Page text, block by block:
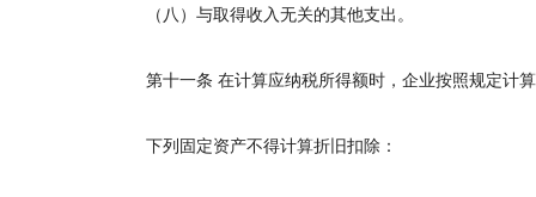
（八）与取得收入无关的其他支出。
第十一条 在计算应纳税所得额时，企业按照规定计
下列固定资产不得计算折旧扣除：